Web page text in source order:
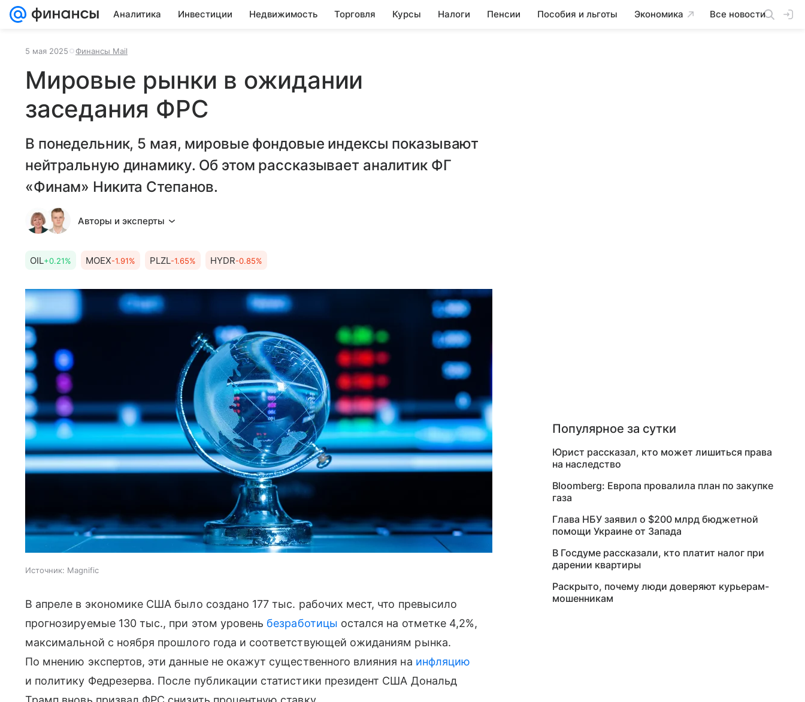
Аналитика Инвестиции Недвижимость Торговля Курсы Налоги Пенсии Пособия и льготы Экономика Все новости
5 мая 2025 Финансы Mail
Мировые рынки в ожидании
заседания ФРС
В понедельник, 5 мая, мировые фондовые индексы показывают
нейтральную динамику. Об этом рассказывает аналитик ФГ
«Финам» Никита Степанов.
Авторы и эксперты
OIL+0.21% MOEX-1.91% PLZL-1.65% HYDR-0.85%
Источник: Magnific
В апреле в экономике США было создано 177 тыс. рабочих мест, что превысило
прогнозируемые 130 тыс., при этом уровень безработицы остался на отметке 4,2%,
максимальной с ноября прошлого года и соответствующей ожиданиям рынка.
По мнению экспертов, эти данные не окажут существенного влияния на инфляцию
и политику Федрезерва. После публикации статистики президент США Дональд
Популярное за сутки
Юрист рассказал, кто может лишиться права
на наследство
Bloomberg: Европа провалила план по закупке
газа
Глава НБУ заявил о $200 млрд бюджетной
помощи Украине от Запада
В Госдуме рассказали, кто платит налог при
дарении квартиры
Раскрыто, почему люди доверяют курьерам-
мошенникам